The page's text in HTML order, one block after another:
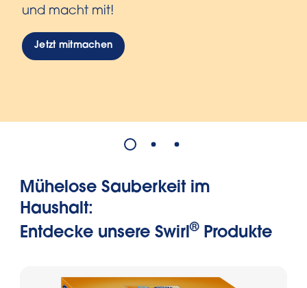
und macht mit!
Jetzt mitmachen
Mühelose Sauberkeit im
Haushalt:
Entdecke unsere Swirl®Produkte